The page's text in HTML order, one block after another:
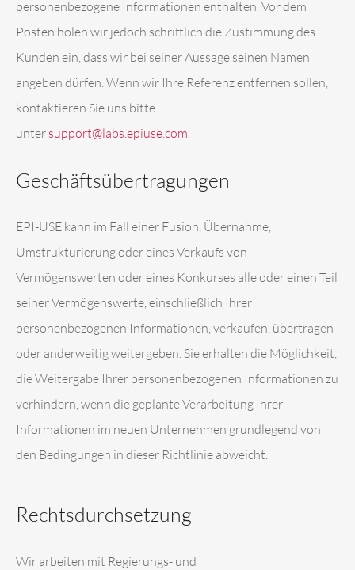
personenbezogene Informationen enthalten. Vor dem
Posten holen wir jedoch schriftlich die Zustimmung des
Kunden ein, dass wir bei seiner Aussage seinen Namen
angeben dürfen. Wenn wir Ihre Referenz entfernen sollen,
kontaktieren Sie uns bitte
unter support@labs.epiuse.com
Geschäftsübertragungen
EPI-USE kann im Fall einer Fusion, Übernahme,
Umstrukturierung oder eines Verkaufs von
Vermögenswerten oder eines Konkurses alle oder einen Teil
seiner Vermögenswerte, einschließlich Ihrer
personenbezogenen Informationen, verkaufen, übertragen
oder anderweitig weitergeben. Sie erhalten die Möglichkeit,
die Weitergabe Ihrer personenbezogenen Informationen zu
verhindern, wenn die geplante Verarbeitung Ihrer
Informationen im neuen Unternehmen grundlegend von
den Bedingungen in dieser Richtlinie abweicht.
Rechtsdurchsetzung
Wir arbeiten mit Regierungs- und